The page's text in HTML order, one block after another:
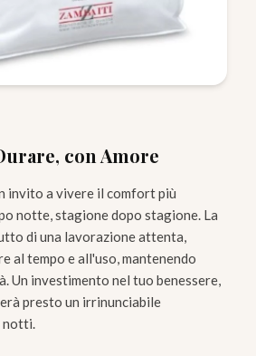
con Amore
invito a vivere il comfort più
notte, stagione dopo stagione. La
di una lavorazione attenta,
al tempo e all'uso, mantenendo
Un investimento nel tuo benessere,
presto un irrinunciabile
notti.